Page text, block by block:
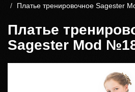
Платье тренировочное Sagester
Платье
Sagester Mod